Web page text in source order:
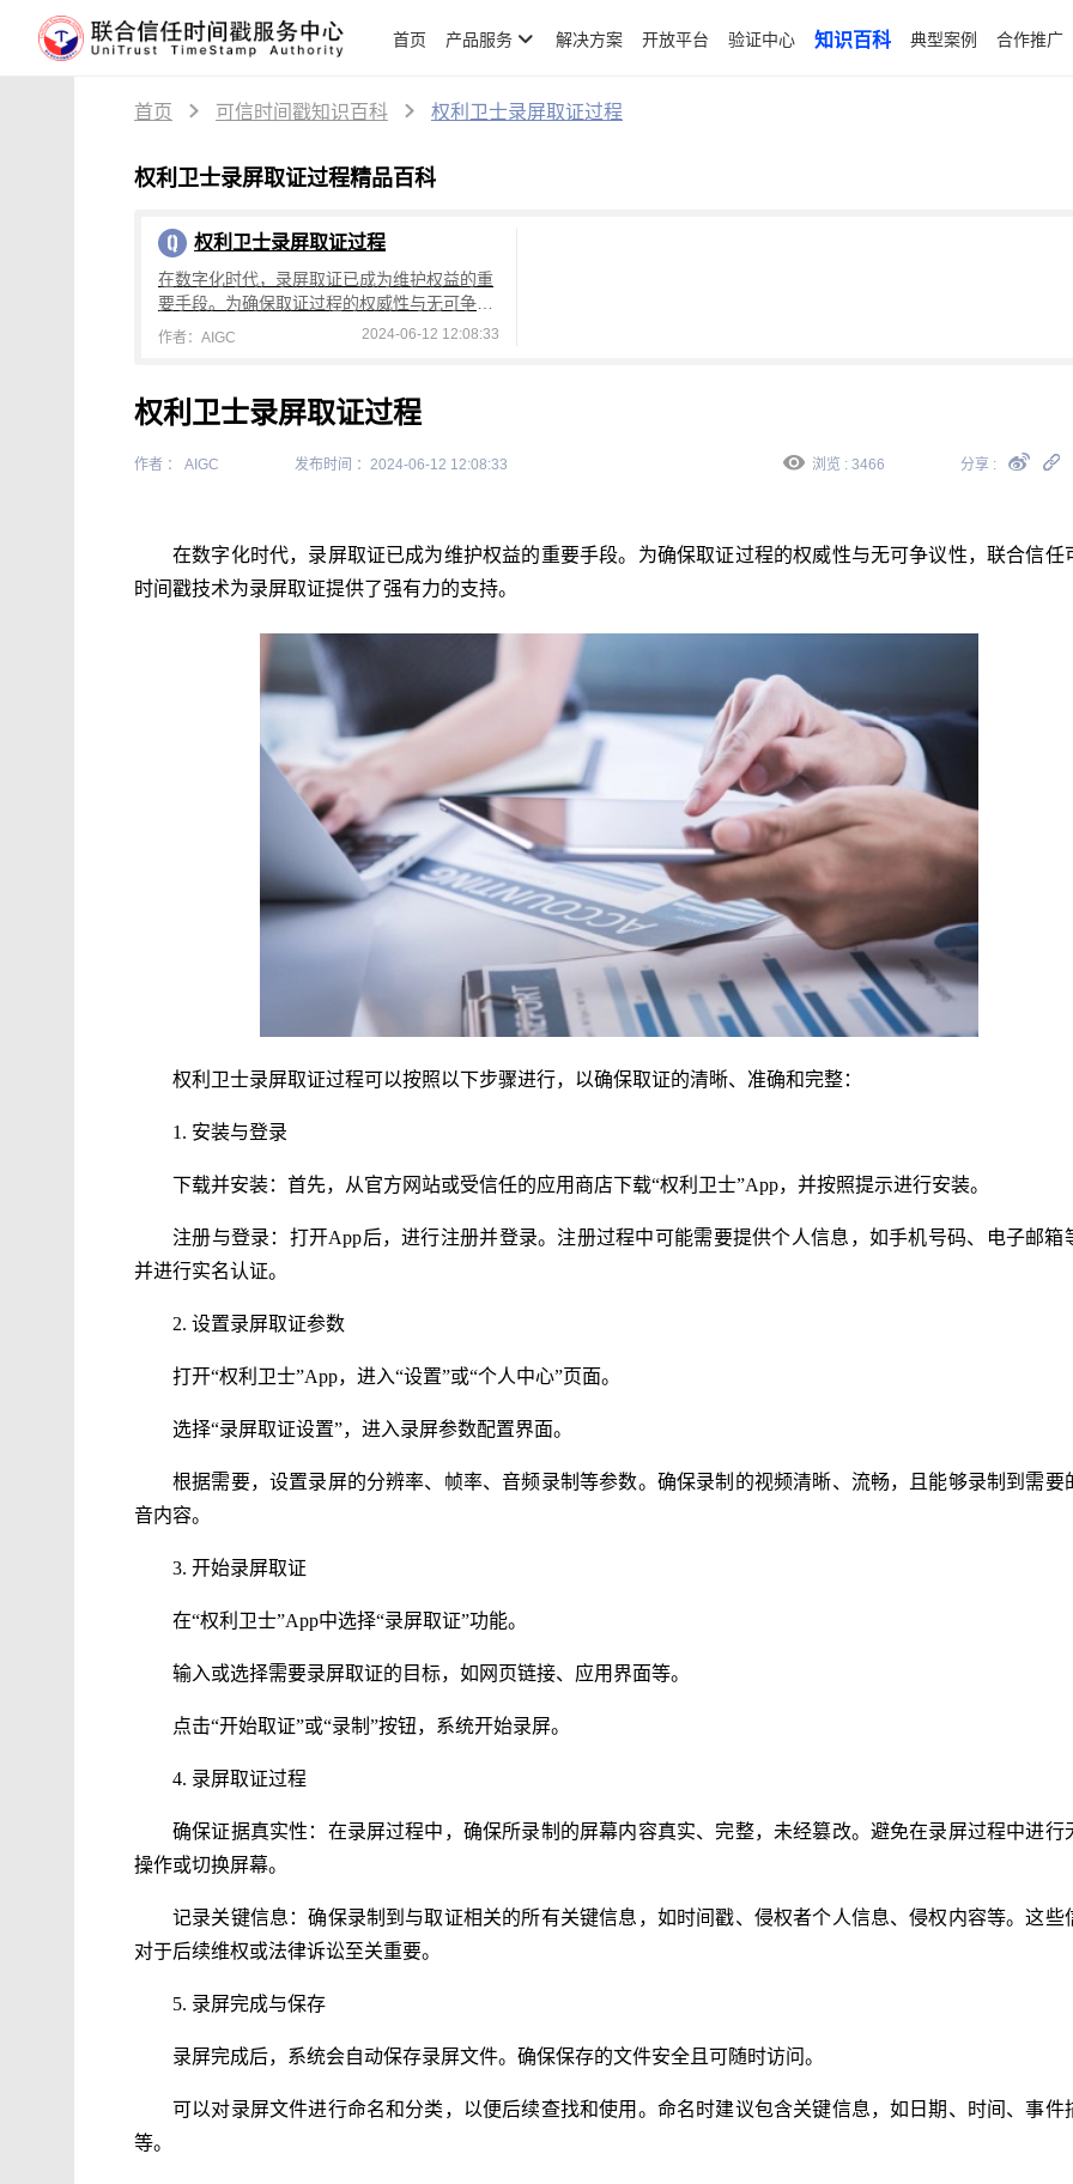
首页 产品服务 解决方案 开放平台 验证中心 知识百科 典型案例 合作推广
首页 可信时间戳知识百科 权利卫士录屏取证过程
权利卫士录屏取证过程精品百科
权利卫士录屏取证过程
在数字化时代，录屏取证已成为维护权益的重
要手段。为确保取证过程的权威性与无可争议
性，联合信任可信时间戳技术为录屏取证提供
作者：AIGC 2024-06-12 12:08:33
权利卫士录屏取证过程
作者 ： AIGC 发布时间 ：2024-06-12 12:08:33 浏览 : 3466 分享 :
在数字化时代，录屏取证已成为维护权益的重要手段。为确保取证过程的权威性与无可争议性，联合信任
时间戳技术为录屏取证提供了强有力的支持。
权利卫士录屏取证过程可以按照以下步骤进行，以确保取证的清晰、准确和完整：
1. 安装与登录
下载并安装：首先，从官方网站或受信任的应用商店下载“权利卫士”App，并按照提示进行安装。
注册与登录：打开App后，进行注册并登录。注册过程中可能需要提供个人信息，如手机号码、电子邮箱
并进行实名认证。
2. 设置录屏取证参数
打开“权利卫士”App，进入“设置”或“个人中心”页面。
选择“录屏取证设置”，进入录屏参数配置界面。
根据需要，设置录屏的分辨率、帧率、音频录制等参数。确保录制的视频清晰、流畅，且能够录制到需要
音内容。
3. 开始录屏取证
在“权利卫士”App中选择“录屏取证”功能。
输入或选择需要录屏取证的目标，如网页链接、应用界面等。
点击“开始取证”或“录制”按钮，系统开始录屏。
4. 录屏取证过程
确保证据真实性：在录屏过程中，确保所录制的屏幕内容真实、完整，未经篡改。避免在录屏过程中进行
操作或切换屏幕。
记录关键信息：确保录制到与取证相关的所有关键信息，如时间戳、侵权者个人信息、侵权内容等。这些
对于后续维权或法律诉讼至关重要。
5. 录屏完成与保存
录屏完成后，系统会自动保存录屏文件。确保保存的文件安全且可随时访问。
可以对录屏文件进行命名和分类，以便后续查找和使用。命名时建议包含关键信息，如日期、时间、事件
等。